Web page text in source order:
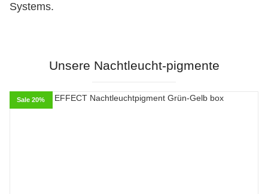
Systems.
Unsere Nachtleucht-pigmente
Sale 20%